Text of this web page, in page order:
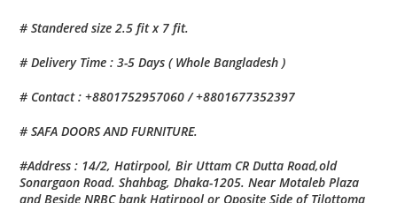
# Standered size 2.5 fit x 7 fit.
# Delivery Time : 3-5 Days ( Whole Bangladesh )
# Contact : +8801752957060 / +8801677352397
# SAFA DOORS AND FURNITURE.
#Address : 14/2, Hatirpool, Bir Uttam CR Dutta Road,old
Sonargaon Road. Shahbag, Dhaka-1205. Near Motaleb Plaza
and Beside NRBC bank Hatirpool or Oposite Side of Tilottoma